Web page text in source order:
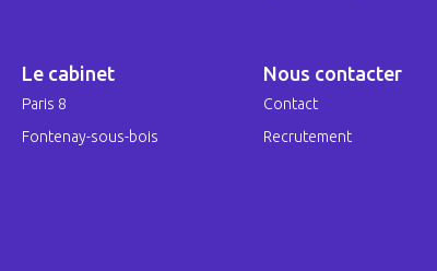
Le cabinet
Paris 8
Fontenay-sous-bois
Nous contacter
Contact
Recrutement